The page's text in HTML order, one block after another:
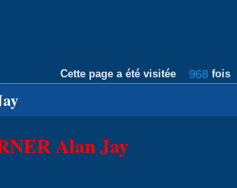
Cette page a été visitée 968 fois
Alan Jay